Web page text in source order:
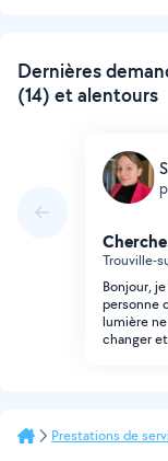
Dernières
(14) et alentours
Trouville-
Bonjour,
personne
lumière
changer
Prestations de